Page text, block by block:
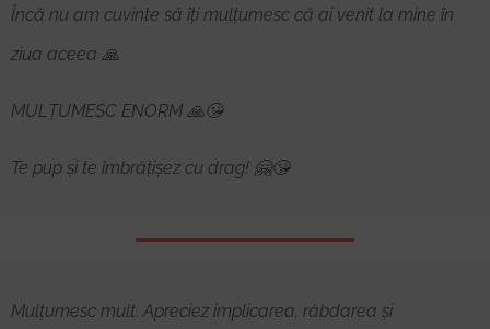
Încă nu am cuvinte să îți mulțumesc că ai venit la mine în
ziua aceea 🙏
MULȚUMESC ENORM 🙏😘
Te pup și te îmbrățișez cu drag! 🤗😘
Mulțumesc mult. Apreciez implicarea, răbdarea și